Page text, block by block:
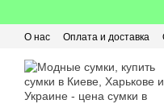
О нас Оплата и доставка